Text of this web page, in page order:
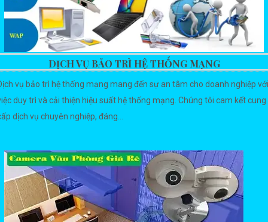
DỊCH VỤ BẢO TRÌ HỆ THỐNG MẠNG
vụ bảo trì hệ thống mạng mang đến sự an tâm cho doanh nghiệp với
duy trì và cải thiện hiệu suất hệ thống mạng. Chúng tôi cam kết cung
dịch vụ chuyên nghiệp, đáng...